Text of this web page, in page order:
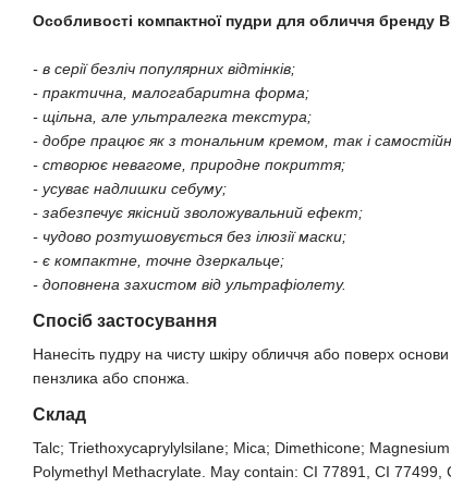
Особливості компактної пудри для обличчя бренду
- в серії безліч популярних відтінків;
- практична, малогабаритна форма;
- щільна, але ультралегка текстура;
- добре працює як з тональним кремом, так і
- створює невагоме, природне покриття;
- усуває надлишки себуму;
- забезпечує якісний зволожувальний ефект;
- чудово розтушовується без ілюзії маски;
- є компактне, точне дзеркальце;
- доповнена захистом від ультрафіолету.
Спосіб застосування
Нанесіть пудру на чисту шкіру обличчя або поверх
пензлика або спонжа.
Склад
Talc; Triethoxycaprylylsilane; Mica; Dimethicone;
Polymethyl Methacrylate. May contain: CI 77891, CI 77499,